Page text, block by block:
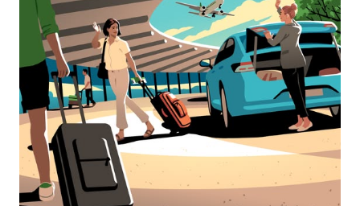
date.
Press
the
escape
button
to
close
the
calendar.